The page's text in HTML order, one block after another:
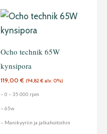
Ocho technik 65W
kynsipora
119,00€ (94,82€ alv. 0%)
– 0 – 35 000 rpm
– 65w
– Manikyyriin ja jalkahoitoihin